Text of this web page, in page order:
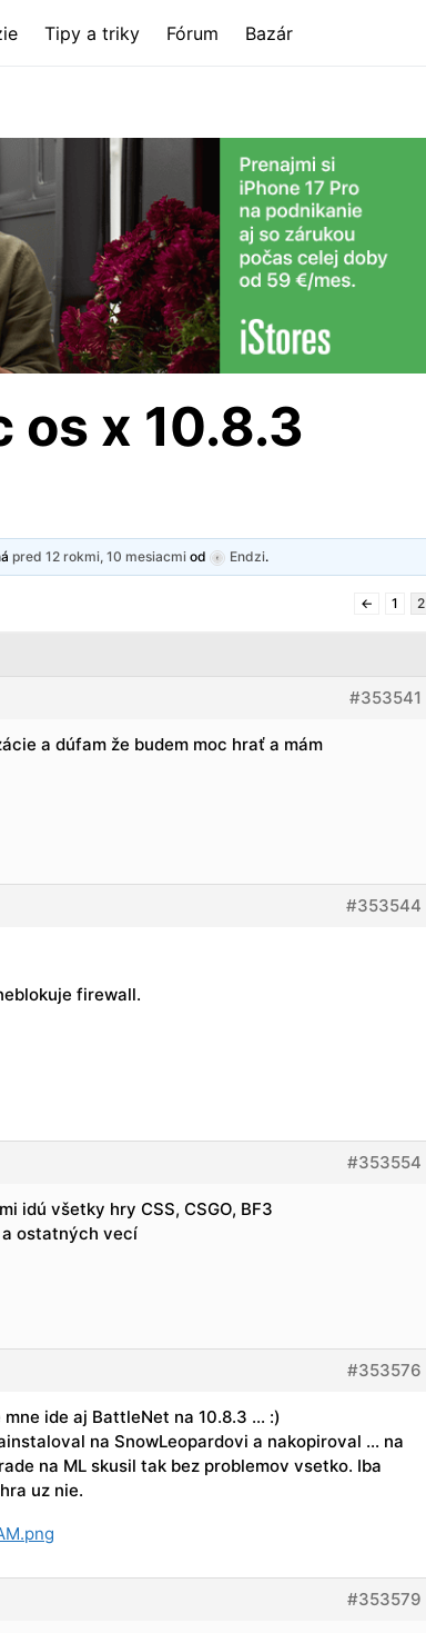
Tipy a triky Fórum Bazár
os x 10.8.3
pred 12 rokmi, 10 mesiacmi od Endzi.
← 1 2
#353541
a dúfam že budem moc hrať a mám
#353544
firewall.
#353554
idú všetky hry CSS, CSGO, BF3
a ostatných vecí
#353576
ide aj BattleNet na 10.8.3 … :)
na SnowLeopardovi a nakopiroval … na
na ML skusil tak bez problemov vsetko. Iba
uz nie.
#353579